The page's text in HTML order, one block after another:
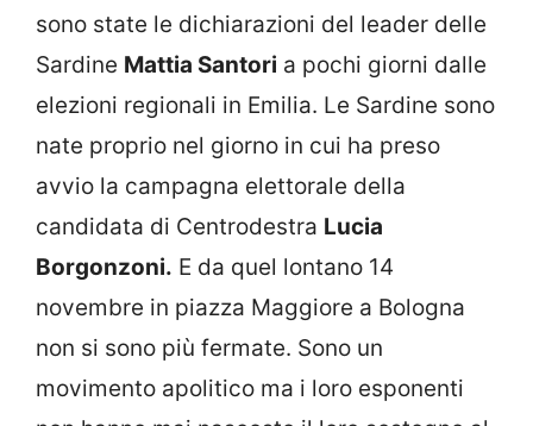
sono state le dichiarazioni del leader delle
Sardine Mattia Santori a pochi giorni dalle
elezioni regionali in Emilia. Le Sardine sono
nate proprio nel giorno in cui ha preso
avvio la campagna elettorale della
candidata di Centrodestra Lucia
Borgonzoni. E da quel lontano 14
novembre in piazza Maggiore a Bologna
non si sono più fermate. Sono un
movimento apolitico ma i loro esponenti